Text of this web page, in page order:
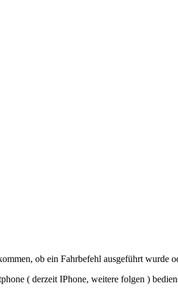
ob ein Fahrbefehl ausgeführt wurde
( derzeit IPhone, weitere folgen )